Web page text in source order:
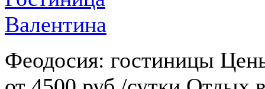
Феодосия: гостиницы